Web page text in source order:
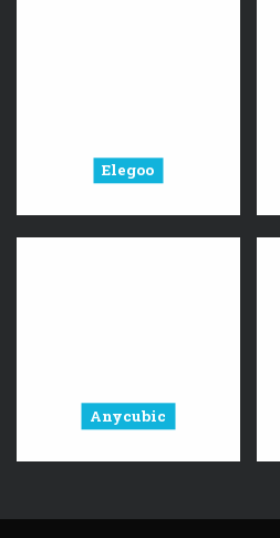
Elegoo
Anycubic